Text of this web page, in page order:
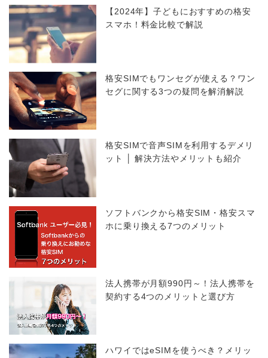
【2024年】子どもにおすすめの格安
スマホ！料金比較で解説
格安SIMでもワンセグが使える？ワン
セグに関する3つの疑問を解消解説
格安SIMで音声SIMを利用するデメリ
ット │ 解決方法やメリットも紹介
ソフトバンクから格安SIM・格安スマ
ホに乗り換える7つのメリット
法人携帯が月額990円～！法人携帯を
契約する4つのメリットと選び方
ハワイではeSIMを使うべき？メリッ